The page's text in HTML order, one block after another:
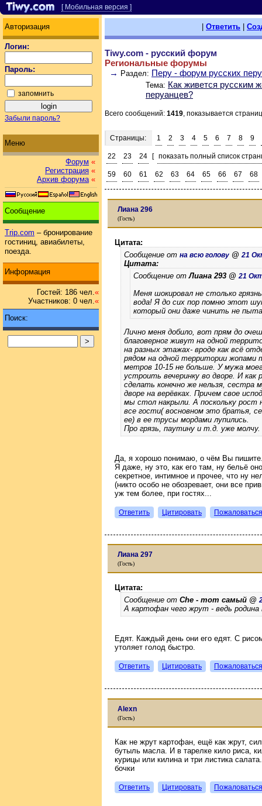
[ Мобильная версия ]
Авторизация
Логин:
Пароль:
запомнить
Забыли пароль?
Меню
Форум «
Регистрация «
Архив форума «
Сообщение
Trip.com – бронирование
гостиниц, авиабилеты,
поезда.
Информация
Гостей: 186 чел.«
Участников: 0 чел.«
Поиск:
Ответить
Tiwy.com - русский форум
Региональные форумы
→ Раздел: Перу - форум русских
Тема: Как живется русским
перуанцев?
Всего сообщений: 1419, показывается
Страницы: 1 2 3 4 5 6 7 8 9
22 23 24 [ показать полный список
59 60 61 62 63 64 65 66 67 68
Лиана 296
(Гость)
Цитата:
Сообщение от на всю голову @ 21
Цитата:
Сообщение отЛиана 293 @ 21
Меня шокировал не столько
вода! Я до сих пор помню этот
который они даже чинить не
Лично меня добило, вот прям до
благоверног живут на одной
на разных этажах- вроде как всё
рядом на одной территории
метров 10-15 не больше. У мужа
устроить вечеринку во дворе. И
сделать конечно же нельзя, сестра
дворе на верёвках. Причем свое
мы стол накрыли. А поскольку рост
все гости( восновном это братья,
ее) в ее трусы мордами лупились.
Про грязь, паутину и т.д. уже молчу.
Да, я хорошо понимаю, о чём Вы
Я даже, ну это, как его там, ну бельё
секретное, интимное и прочее, что ну
(никто особо не обозревает, они все
уж тем более, при гостях...
Ответить Цитировать Пожаловаться
Лиана 297
(Гость)
Цитата:
Сообщение от Che - тот самый @
А картофан чего жрут - ведь родина
Едят. Каждый день они его едят. С
утоляет голод быстро.
Ответить Цитировать Пожаловаться
Alexn
(Гость)
Как не жрут картофан, ещё как жрут,
бутыль масла. И в тарелке кило риса,
курицы или килина и три листика
бочки
Ответить Цитировать Пожаловаться